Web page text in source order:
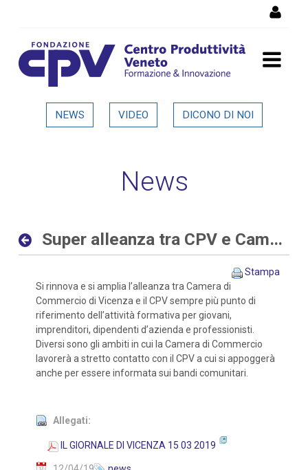
Super alleanza tra CPV e
Vicenza - Dettaglio in
NEWS VIDEO DICONO DI NOI
News
Super alleanza tra CPV e Camera di Commercio di Vicenza
Stampa
Si rinnova e si amplia l’alleanza tra Camera di
Commercio di Vicenza e il CPV sempre più punto di
riferimento dell’attività formativa per giovani,
imprenditori, dipendenti d’azienda e professionisti.
Diversi sono gli ambiti in cui la Camera di Commercio
lavorerà a stretto contatto con il CPV a cui si appoggerà
anche per essere informata sui bandi comunitari.
Allegati:
IL GIORNALE DI VICENZA 15 03 2019